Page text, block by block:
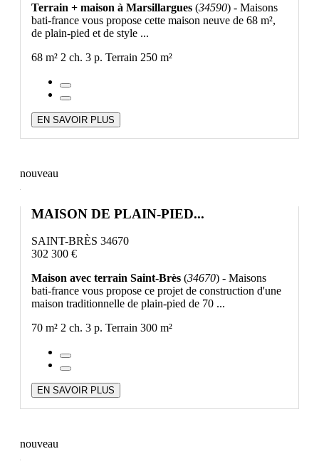
Terrain + maison à Marsillargues (34590) - Maisons
bati-france vous propose cette maison neuve de 68 m²,
de plain-pied et de style ...
68 m² 2 ch. 3 p. Terrain 250 m²
EN SAVOIR PLUS
nouveau
MAISON DE PLAIN-PIED...
SAINT-BRÈS 34670
302 300 €
Maison avec terrain Saint-Brès (34670) - Maisons
bati-france vous propose ce projet de construction d'une
maison traditionnelle de plain-pied de 70 ...
70 m² 2 ch. 3 p. Terrain 300 m²
EN SAVOIR PLUS
nouveau